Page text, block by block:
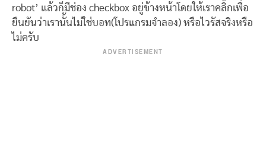
robot’ แล้วก็มีช่อง checkbox อยู่ข้างหน้าโดยให้เราคลิ๊กเพื่อ
ยืนยันว่าเรานั้นไม่ใช่บอท(โปรแกรมจำลอง) หรือไวรัสจริงหรือ
ไม่ครับ
ADVERTISEMENT